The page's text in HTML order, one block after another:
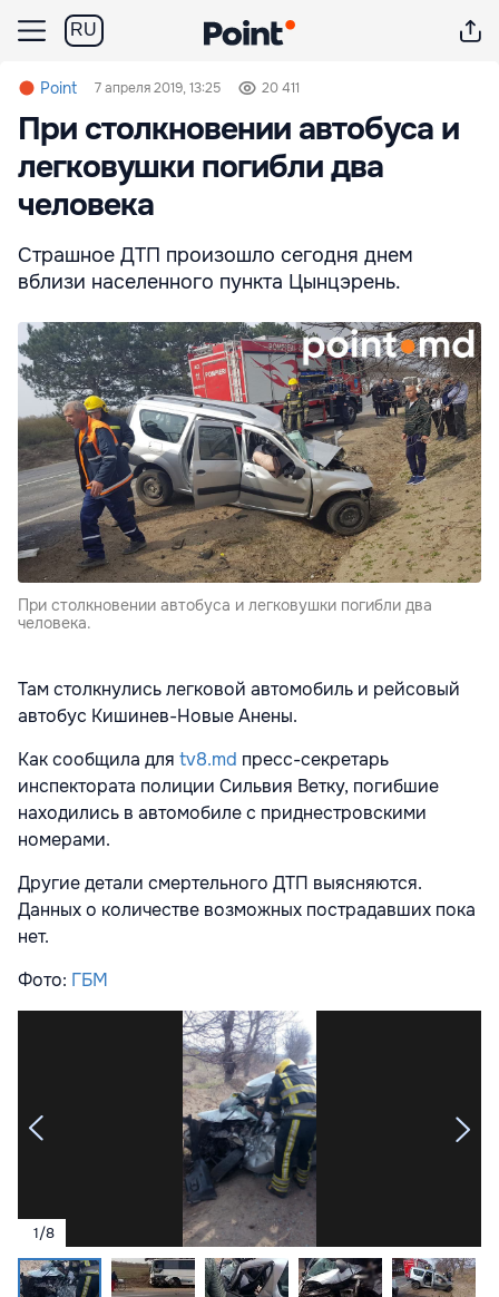
RU
Point 7 апреля 2019, 13:25 20 411
При столкновении автобуса и
легковушки погибли два
человека
Страшное ДТП произошло сегодня днем
вблизи населенного пункта Цынцэрень.
При столкновении автобуса и легковушки погибли два
человека.
Там столкнулись легковой автомобиль и рейсовый
автобус Кишинев-Новые Анены.
Как сообщила для tv8.md пресс-секретарь
инспектората полиции Сильвия Ветку, погибшие
находились в автомобиле с приднестровскими
номерами.
Другие детали смертельного ДТП выясняются.
Данных о количестве возможных пострадавших пока
нет.
Фото: ГБМ
1/8